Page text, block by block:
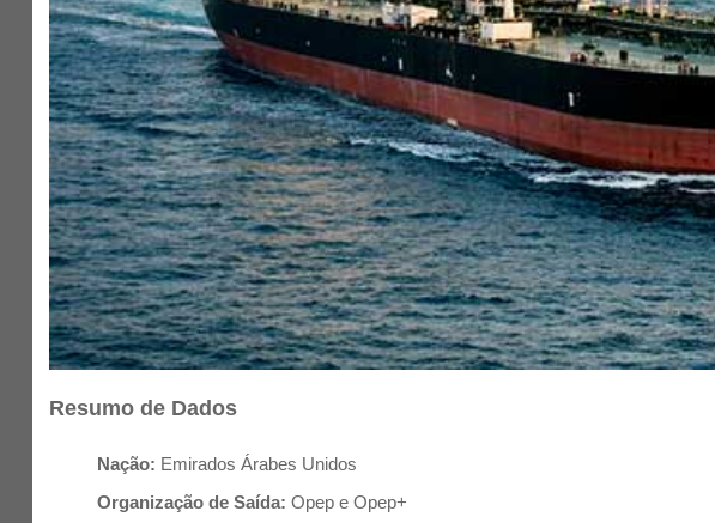
Resumo de Dados
Nação: Emirados Árabes Unidos
Organização de Saída: Opep e Opep+